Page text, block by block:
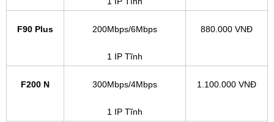
F90 Plus 200Mbps/6Mbps
1 IP Tĩnh
880.000 VNĐ
F200 N 300Mbps/4Mbps
1 IP Tĩnh
1.100.000 VNĐ